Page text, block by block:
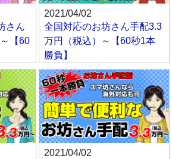
さん
【60
2021/04/02
全国対応のお坊さん手配3.3
万円（税込）～【60秒1本
勝負】
2021/04/02